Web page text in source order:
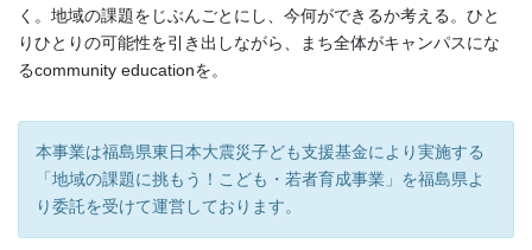
く。地域の課題をじぶんごとにし、今何ができるか考える。ひと
りひとりの可能性を引き出しながら、まち全体がキャンパスにな
るcommunity educationを。
本事業は福島県東日本大震災子ども支援基金により実施する
「地域の課題に挑もう！こども・若者育成事業」を福島県よ
り委託を受けて運営しております。